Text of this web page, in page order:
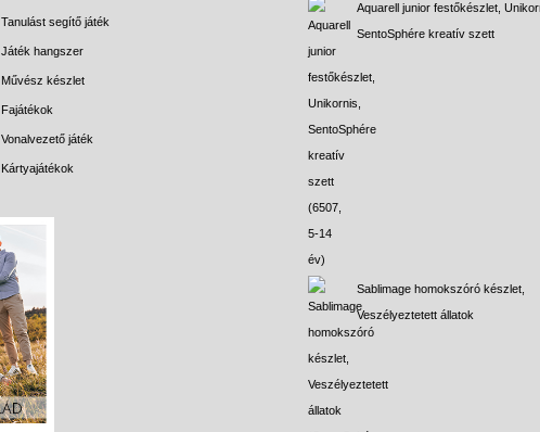
Tanulást segítő játék
Játék hangszer
Művész készlet
Fajátékok
Vonalvezető játék
Kártyajátékok
Aquarell junior festőkészlet,
SentoSphére kreatív szett
Sablimage homokszóró készlet,
Veszélyeztetett állatok